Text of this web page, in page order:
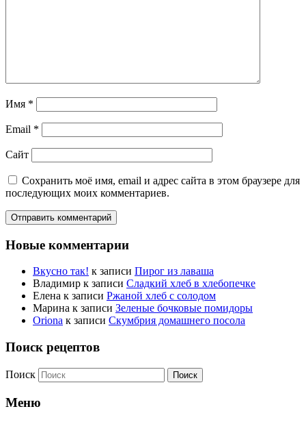
Имя *
Email *
Сайт
Сохранить моё имя, email и адрес сайта в этом браузере для
последующих моих комментариев.
Новые комментарии
Вкусно так! к записи Пирог из лаваша
Владимир к записи Сладкий хлеб в хлебопечке
Елена к записи Ржаной хлеб с солодом
Марина к записи Зеленые бочковые помидоры
Oriona к записи Скумбрия домашнего посола
Поиск рецептов
Поиск
Меню